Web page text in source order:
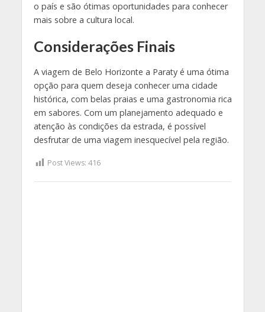
o país e são ótimas oportunidades para conhecer
mais sobre a cultura local.
Considerações Finais
A viagem de Belo Horizonte a Paraty é uma ótima
opção para quem deseja conhecer uma cidade
histórica, com belas praias e uma gastronomia rica
em sabores. Com um planejamento adequado e
atenção às condições da estrada, é possível
desfrutar de uma viagem inesquecível pela região.
Post Views: 416